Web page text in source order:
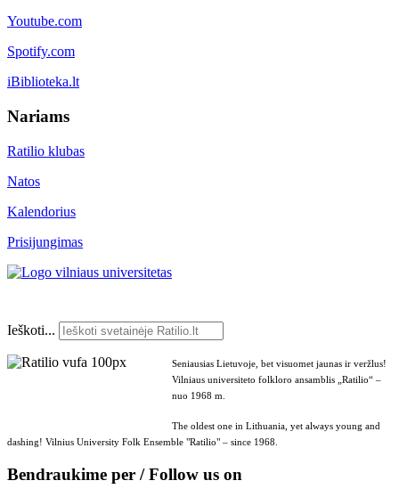
Youtube.com
Spotify.com
iBiblioteka.lt
Nariams
Ratilio klubas
Natos
Kalendorius
Prisijungimas
Ieškoti...
Seniausias Lietuvoje, bet visuomet jaunas ir veržlus!
Vilniaus universiteto folkloro ansamblis „Ratilio“ –
nuo 1968 m.
The oldest one in Lithuania, yet always young and
dashing! Vilnius University Folk Ensemble "Ratilio" – since 1968.
Bendraukime per / Follow us on